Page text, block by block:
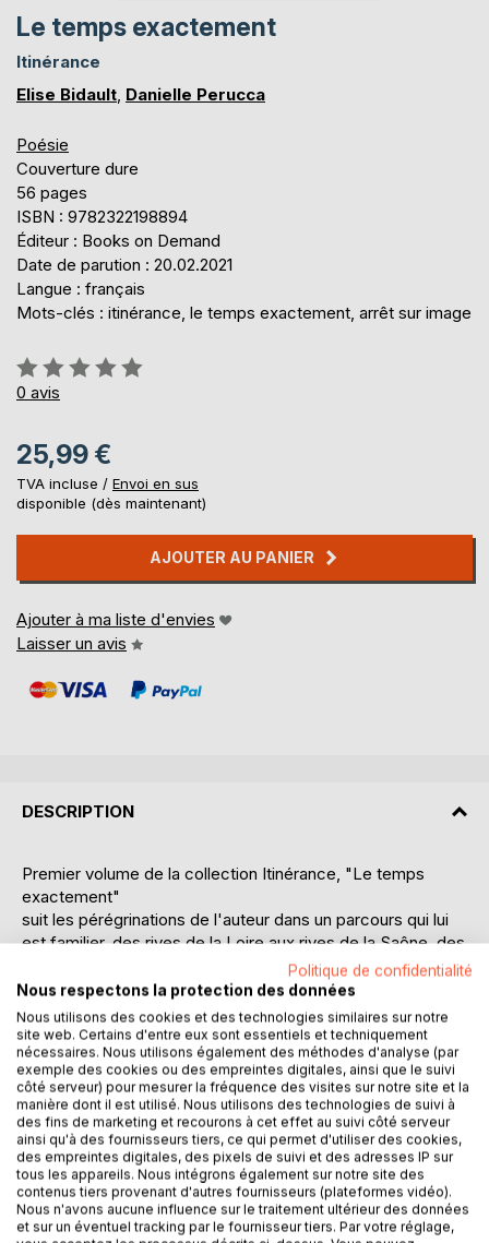
Le temps exactement
Itinérance
Elise Bidault, Danielle Perucca
Poésie
Couverture dure
56 pages
ISBN : 9782322198894
Éditeur : Books on Demand
Date de parution : 20.02.2021
Langue : français
Mots-clés : itinérance, le temps exactement, arrêt sur image
Évaluation:
0%
0 avis
25,99 €
TVA incluse / Envoi en sus
disponible (dès maintenant)
AJOUTER AU PANIER
Ajouter à ma liste d'envies
Laisser un avis
DESCRIPTION
Premier volume de la collection Itinérance, "Le temps
exactement"
suit les pérégrinations de l'auteur dans un parcours qui lui
est familier, des rives de la Loire aux rives de la Saône, des
fastes de Paris aux candeurs de Cherasco, des hauteurs
du Piémont aux rivages de Méditerranée.
Collectionneuse d'instants, Elise Bidault explore le rythme
des hommes et des lieux, en arrêts sur image captés sous
sa plume et rehaussés par les illustrations de Danielle
Perucca.
Le train , lancinant, passe et repasse, revient comme un
refrain.
Dans ce voyage initiatique où les hommes sont les
boussoles, les conversations les fleuves et les voix les à-
pics, les mouvements les chemins et les gestes autant de
rocs suspendus, un paysage onirique se forme, tantôt
Politique de confidentialité
Nous respectons la protection des données
Nous utilisons des cookies et des technologies similaires sur notre
site web. Certains d'entre eux sont essentiels et techniquement
nécessaires. Nous utilisons également des méthodes d'analyse (par
exemple des cookies ou des empreintes digitales, ainsi que le suivi
côté serveur) pour mesurer la fréquence des visites sur notre site et la
manière dont il est utilisé. Nous utilisons des technologies de suivi à
des fins de marketing et recourons à cet effet au suivi côté serveur
ainsi qu'à des fournisseurs tiers, ce qui permet d'utiliser des cookies,
des empreintes digitales, des pixels de suivi et des adresses IP sur
tous les appareils. Nous intégrons également sur notre site des
contenus tiers provenant d'autres fournisseurs (plateformes vidéo).
Nous n'avons aucune influence sur le traitement ultérieur des données
et sur un éventuel tracking par le fournisseur tiers. Par votre réglage,